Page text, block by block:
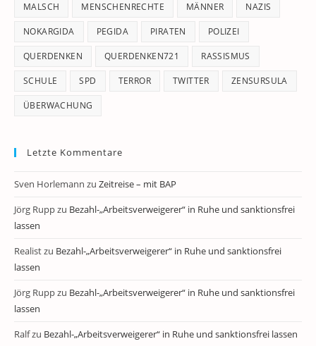
MALSCH MENSCHENRECHTE MÄNNER NAZIS
NOKARGIDA PEGIDA PIRATEN POLIZEI
QUERDENKEN QUERDENKEN721 RASSISMUS
SCHULE SPD TERROR TWITTER ZENSURSULA
ÜBERWACHUNG
Letzte Kommentare
Sven Horlemann zu Zeitreise – mit BAP
Jörg Ruppzu Bezahl-„Arbeitsverweigerer“ in Ruhe und sanktionsfrei
lassen
Realistzu Bezahl-„Arbeitsverweigerer“ in Ruhe und sanktionsfrei
lassen
Jörg Ruppzu Bezahl-„Arbeitsverweigerer“ in Ruhe und sanktionsfrei
lassen
Ralfzu Bezahl-„Arbeitsverweigerer“ in Ruhe und sanktionsfrei lassen